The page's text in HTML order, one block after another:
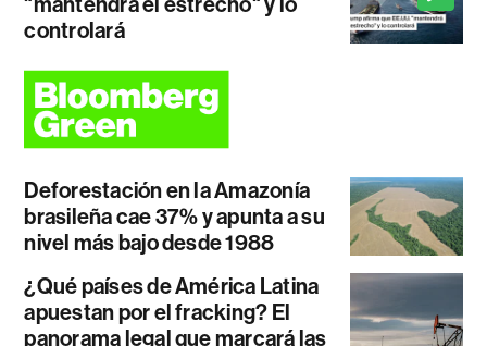
controlará
Deforestación en la Amazonía
brasileña cae 37% y apunta a su
nivel más bajo desde 1988
¿Qué países de América Latina
apuestan por el fracking? El
panorama legal que marcará las